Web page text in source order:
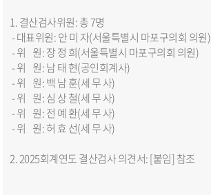
1. 결산검사위원: 총 7명
- 대표위원: 안 미 자(서울특별시 마포구의회 의원)
- 위 원: 장 정 희(서울특별시 마포구의회 의원)
- 위 원: 남 태 현(공인회계사)
- 위 원: 백 남 훈(세 무 사)
- 위 원: 심 상 철(세 무 사)
- 위 원: 전 예 환(세 무 사)
- 위 원: 허 효 선(세 무 사)
2. 2025회계연도 결산검사 의견서: [붙임] 참조